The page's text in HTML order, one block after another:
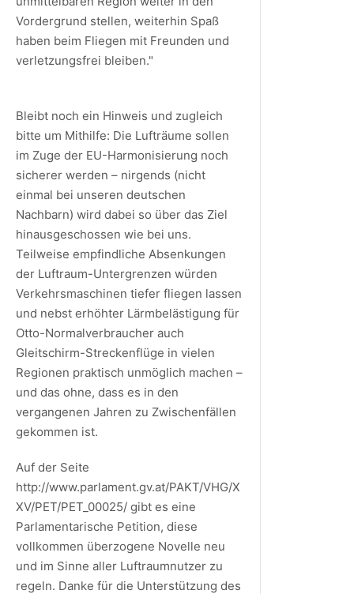
Vordergrund stellen, weiterhin Spaß
haben beim Fliegen mit Freunden und
verletzungsfrei bleiben."
Bleibt noch ein Hinweis und zugleich
bitte um Mithilfe: Die Lufträume sollen
im Zuge der EU-Harmonisierung noch
sicherer werden – nirgends (nicht
einmal bei unseren deutschen
Nachbarn) wird dabei so über das Ziel
hinausgeschossen wie bei uns.
Teilweise empfindliche Absenkungen
der Luftraum-Untergrenzen würden
Verkehrsmaschinen tiefer fliegen lassen
und nebst erhöhter Lärmbelästigung für
Otto-Normalverbraucher auch
Gleitschirm-Streckenflüge in vielen
Regionen praktisch unmöglich machen –
und das ohne, dass es in den
vergangenen Jahren zu Zwischenfällen
gekommen ist.
Auf der Seite
http://www.parlament.gv.at/PAKT/VHG/X
XV/PET/PET_00025/ gibt es eine
Parlamentarische Petition, diese
vollkommen überzogene Novelle neu
und im Sinne aller Luftraumnutzer zu
regeln. Danke für die Unterstützung des